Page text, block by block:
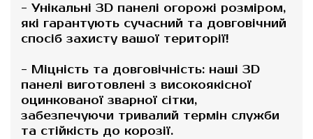
- Унікальні 3D панелі огорожі розміром,
які гарантують сучасний та довговічний
спосіб захисту вашої території!
- Міцність та довговічність: наші 3D
панелі виготовлені з високоякісної
оцинкованої зварної сітки,
забезпечуючи тривалий термін служби
та стійкість до корозії.